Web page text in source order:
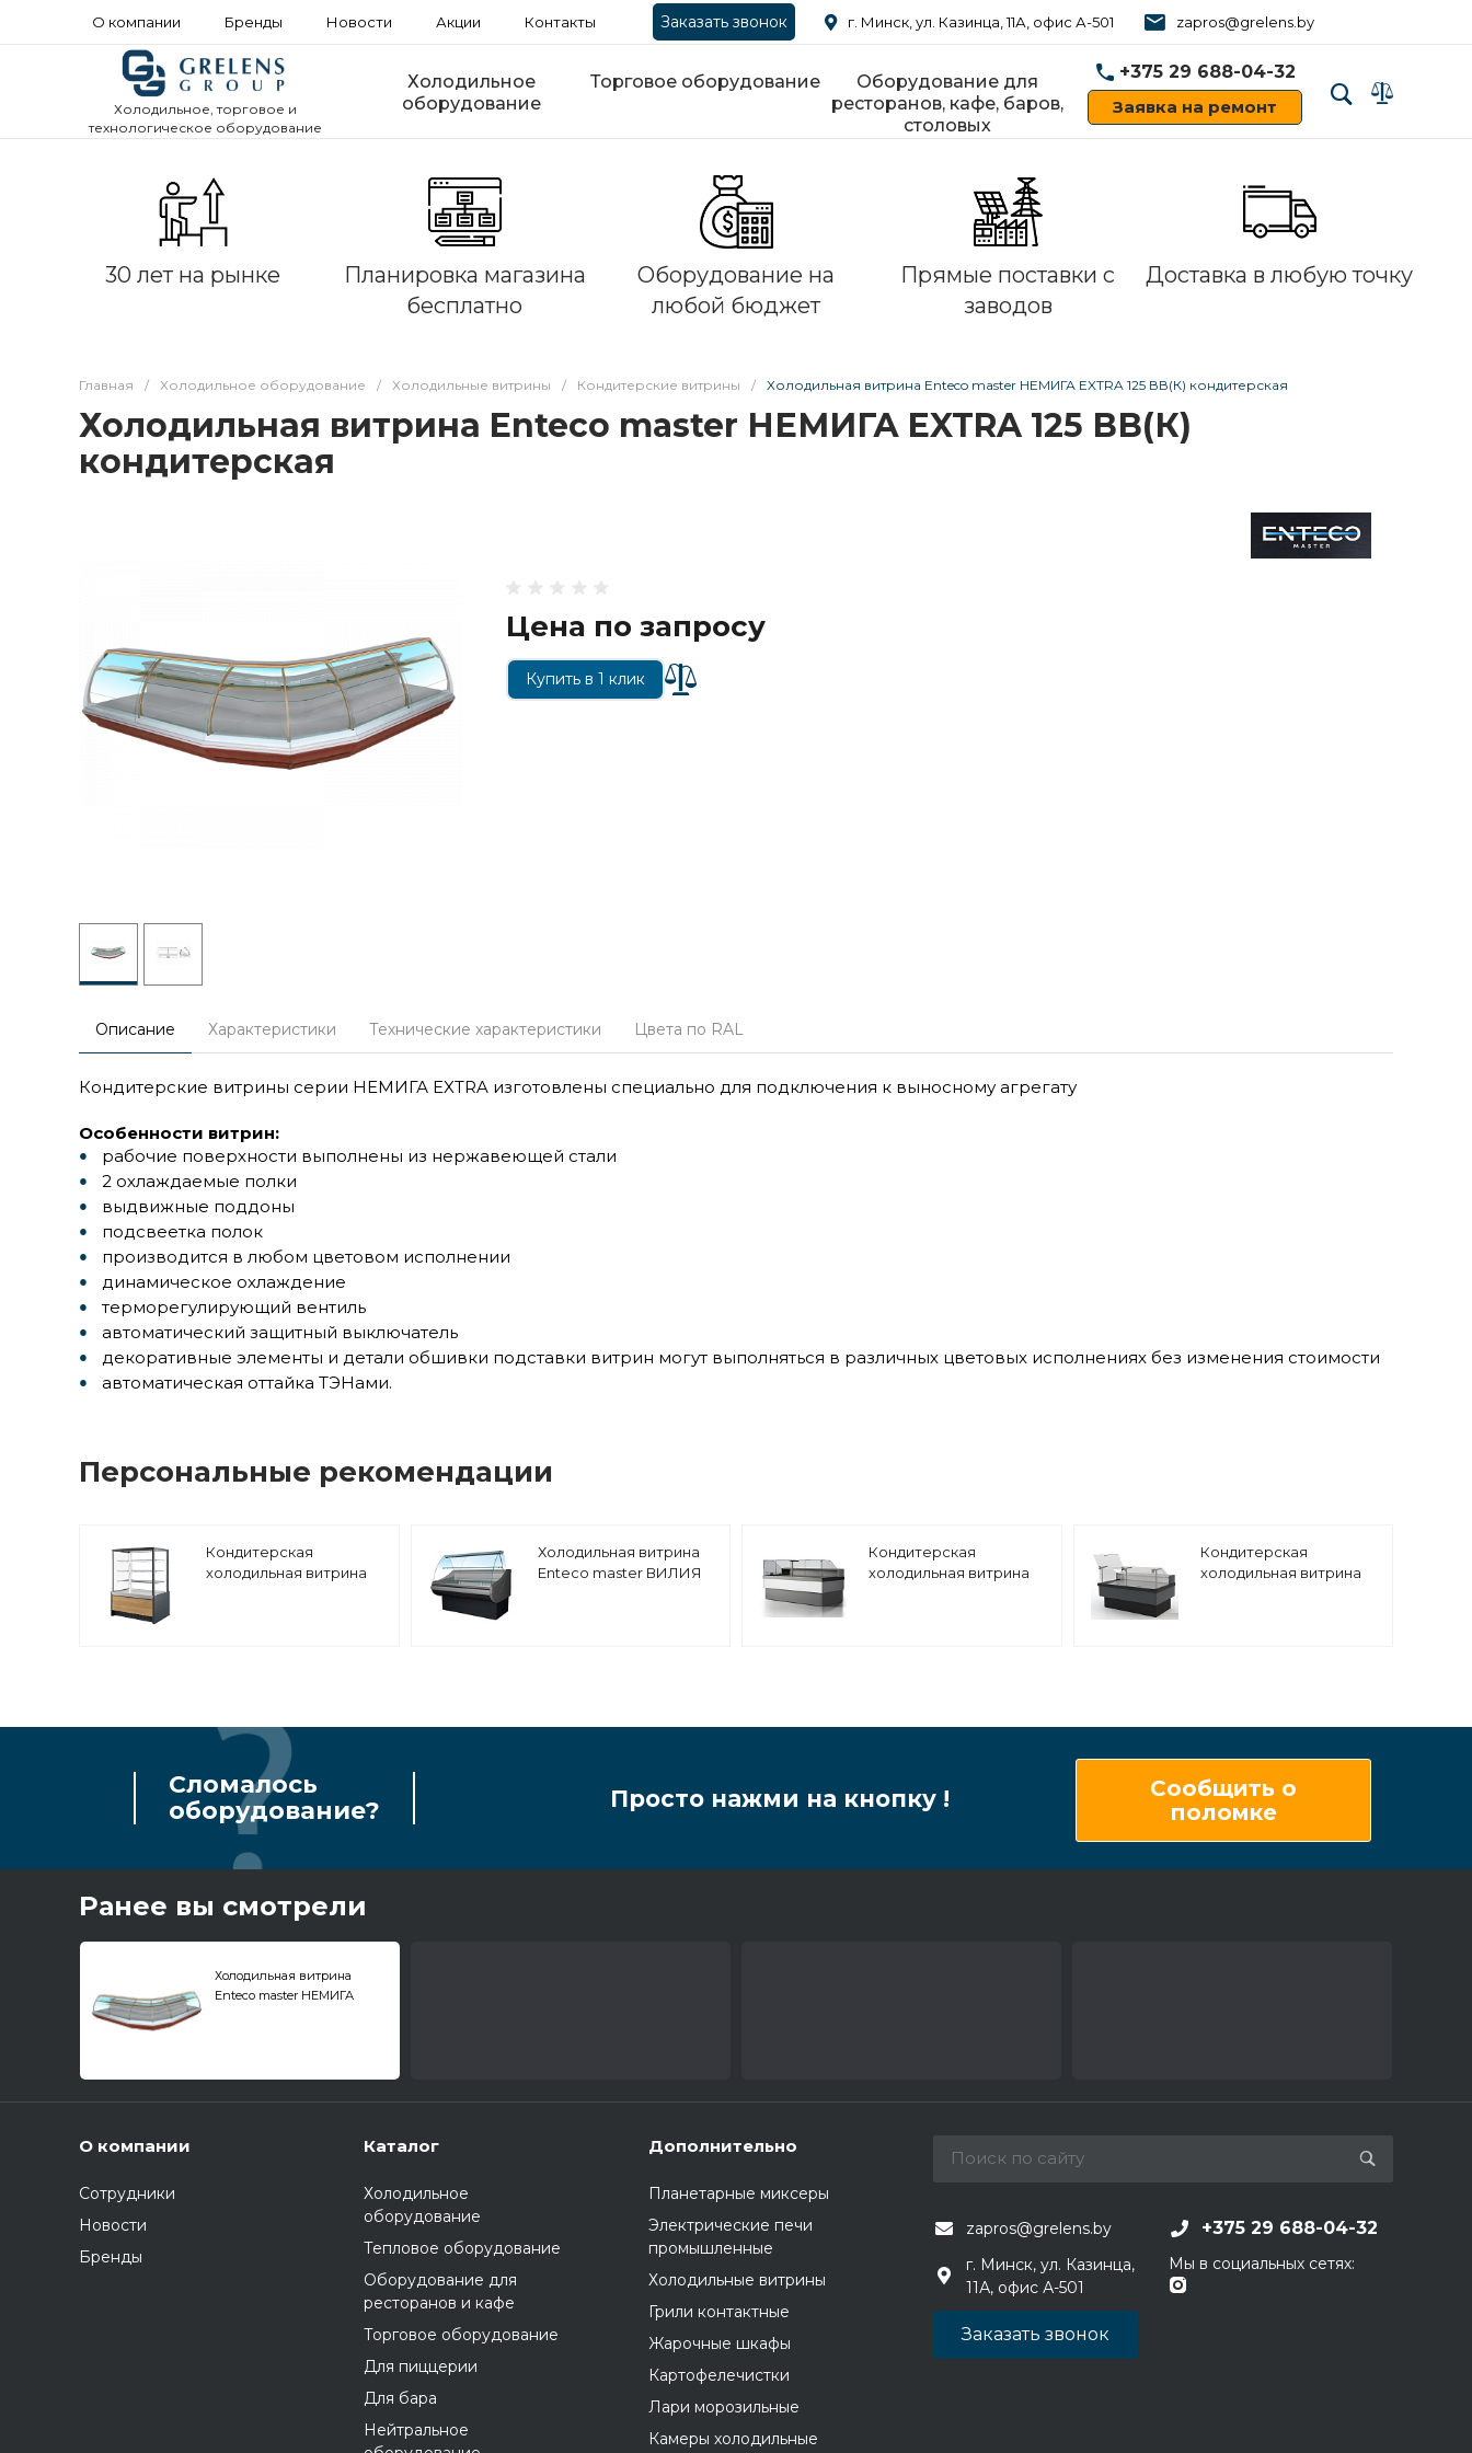
О компании Бренды Новости Акции Контакты Заказать звонок г. Минск, ул. Казинца, 11А, офис А-501 zapros@grelens.by
Холодильное, торговое и
технологическое оборудование
Холодильное
оборудование
Торговое оборудование
Оборудование для
ресторанов, кафе, баров,
столовых
+375 29 688-04-32
Заявка на ремонт
30 лет на рынке
Планировка магазина
бесплатно
Оборудование на
любой бюджет
Прямые поставки с
заводов
Доставка в любую точку
Главная / Холодильное оборудование / Холодильные витрины / Кондитерские витрины / Холодильная витрина Enteco master НЕМИГА EXTRA 125 ВВ(К) кондитерская
Холодильная витрина Enteco master НЕМИГА EXTRA 125 ВВ(К)
кондитерская
Цена по запросу
Купить в 1 клик
Описание Характеристики Технические характеристики Цвета по RAL
Кондитерские витрины серии НЕМИГА EXTRA изготовлены специально для подключения к выносному агрегату
Особенности витрин:
рабочие поверхности выполнены из нержавеющей стали
2 охлаждаемые полки
выдвижные поддоны
подсвеетка полок
производится в любом цветовом исполнении
динамическое охлаждение
терморегулирующий вентиль
автоматический защитный выключатель
декоративные элементы и детали обшивки подставки витрин могут выполняться в различных цветовых исполнениях без изменения стоимости
автоматическая оттайка ТЭНами.
Персональные рекомендации
Кондитерская
холодильная витрина
Холодильная витрина
Enteco master ВИЛИЯ
Кондитерская
холодильная витрина
Кондитерская
холодильная витрина
Сломалось
оборудование?
Просто нажми на кнопку !
Сообщить о
поломке
Ранее вы смотрели
Холодильная витрина
Enteco master НЕМИГА
О компании
Сотрудники
Новости
Бренды
Каталог
Холодильное
оборудование
Тепловое оборудование
Оборудование для
ресторанов и кафе
Торговое оборудование
Для пиццерии
Для бара
Нейтральное
Дополнительно
Планетарные миксеры
Электрические печи
промышленные
Холодильные витрины
Грили контактные
Жарочные шкафы
Картофелечистки
Лари морозильные
Камеры холодильные
zapros@grelens.by +375 29 688-04-32
г. Минск, ул. Казинца,
11А, офис А-501
Мы в социальных сетях:
Заказать звонок